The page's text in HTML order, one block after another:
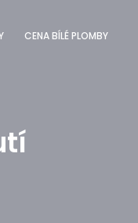
CENA BÍLÉ PLOMBY